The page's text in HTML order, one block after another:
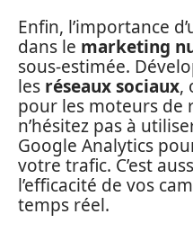
Enfin, l’importance
dans le marketing
sous-estimée.
les réseaux sociaux,
pour les moteurs de
n’hésitez pas à
Google Analytics
votre trafic. C’est
l’efficacité de vos
temps réel.